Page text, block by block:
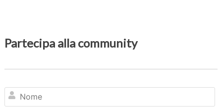
Partecipa alla community